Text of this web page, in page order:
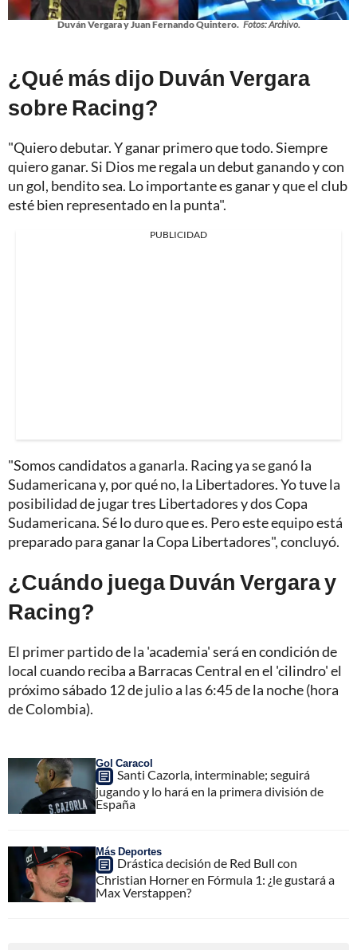
Duván Vergara y Juan Fernando Quintero. Fotos: Archivo.
¿Qué más dijo Duván Vergara
sobre Racing?
"Quiero debutar. Y ganar primero que todo. Siempre
quiero ganar. Si Dios me regala un debut ganando y con
un gol, bendito sea. Lo importante es ganar y que el club
esté bien representado en la punta".
PUBLICIDAD
"Somos candidatos a ganarla. Racing ya se ganó la
Sudamericana y, por qué no, la Libertadores. Yo tuve la
posibilidad de jugar tres Libertadores y dos Copa
Sudamericana. Sé lo duro que es. Pero este equipo está
preparado para ganar la Copa Libertadores", concluyó.
¿Cuándo juega Duván Vergara y
Racing?
El primer partido de la 'academia' será en condición de
local cuando reciba a Barracas Central en el 'cilindro' el
próximo sábado 12 de julio a las 6:45 de la noche (hora
de Colombia).
Gol Caracol
Santi Cazorla, interminable; seguirá
jugando y lo hará en la primera división de
España
Más Deportes
Drástica decisión de Red Bull con
Christian Horner en Fórmula 1: ¿le gustará a
Max Verstappen?